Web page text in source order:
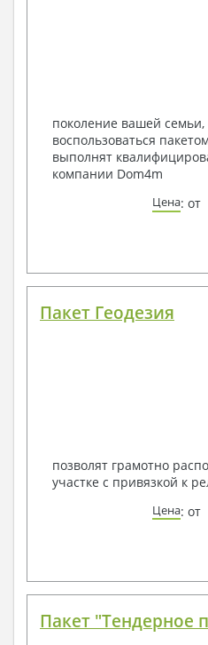
поколение вашей семьи,
воспользоваться
выполнят
компании Dom4m
Цена: от
Пакет Геодезия
позволят грамотно
участке с привязкой к
Цена: от
Пакет "Тендерное